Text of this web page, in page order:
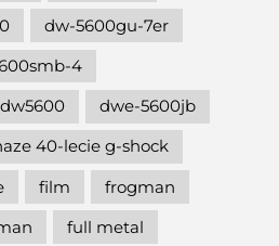
dw-5600gu-7er
4
dw5600
dwe-5600jb
40-lecie g-shock
film
frogman
full metal